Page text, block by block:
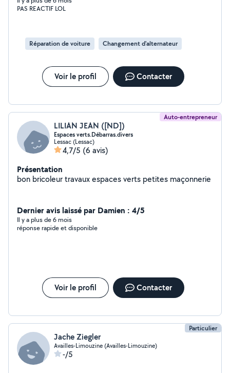
PAS REACTIF LOL
Réparation de voiture Changement d'alternateur
Voir le profil Contacter
Auto-entrepreneur
LILIAN JEAN ([ND])
Espaces verts.Débarras.divers
Lessac (Lessac)
4,7/5 (6 avis)
Présentation
bon bricoleur travaux espaces verts petites maçonnerie
Dernier avis laissé par Damien : 4/5
Il y a plus de 6 mois
réponse rapide et disponible
Voir le profil Contacter
Particulier
Jache Ziegler
Availles-Limouzine (Availles-Limouzine)
-/5